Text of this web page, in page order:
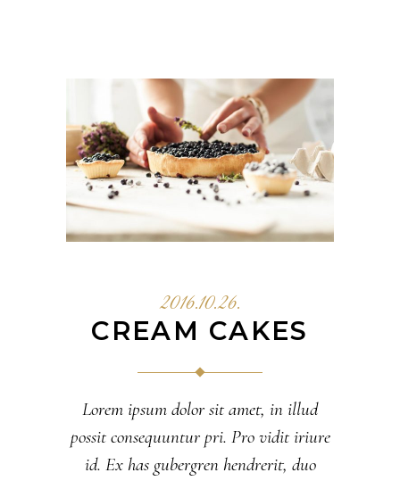
2016.10.26.
CREAM CAKES
Lorem ipsum dolor sit amet, in illud
possit consequuntur pri. Pro vidit iriure
id. Ex has gubergren hendrerit, duo